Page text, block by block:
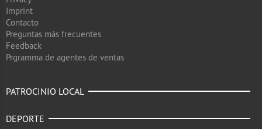
Imprint
Contacto
Preguntas más frecuentes
Feedback
Prgramma de agentes de ventas
PATROCINIO LOCAL
DEPORTE